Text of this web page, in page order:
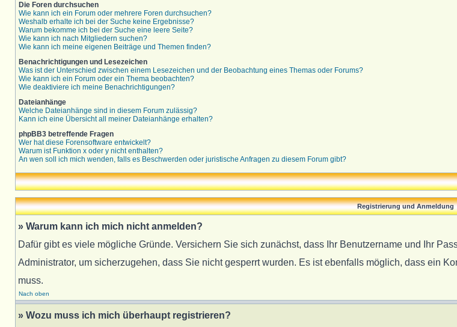
Die Foren durchsuchen
Wie kann ich ein Forum oder mehrere Foren durchsuchen?
Weshalb erhalte ich bei der Suche keine Ergebnisse?
Warum bekomme ich bei der Suche eine leere Seite?
Wie kann ich nach Mitgliedern suchen?
Wie kann ich meine eigenen Beiträge und Themen finden?
Benachrichtigungen und Lesezeichen
Was ist der Unterschied zwischen einem Lesezeichen und der Beobachtung eines Themas oder Forums?
Wie kann ich ein Forum oder ein Thema beobachten?
Wie deaktiviere ich meine Benachrichtigungen?
Dateianhänge
Welche Dateianhänge sind in diesem Forum zulässig?
Kann ich eine Übersicht all meiner Dateianhänge erhalten?
phpBB3 betreffende Fragen
Wer hat diese Forensoftware entwickelt?
Warum ist Funktion x oder y nicht enthalten?
An wen soll ich mich wenden, falls es Beschwerden oder juristische Anfragen zu diesem Forum gibt?
Registrierung und Anmeldung
» Warum kann ich mich nicht anmelden?
Dafür gibt es viele mögliche Gründe. Versichern Sie sich zunächst, dass Ihr Benutzername und Ihr
Administrator, um sicherzugehen, dass Sie nicht gesperrt wurden. Es ist ebenfalls möglich, dass ein
muss.
Nach oben
» Wozu muss ich mich überhaupt registrieren?